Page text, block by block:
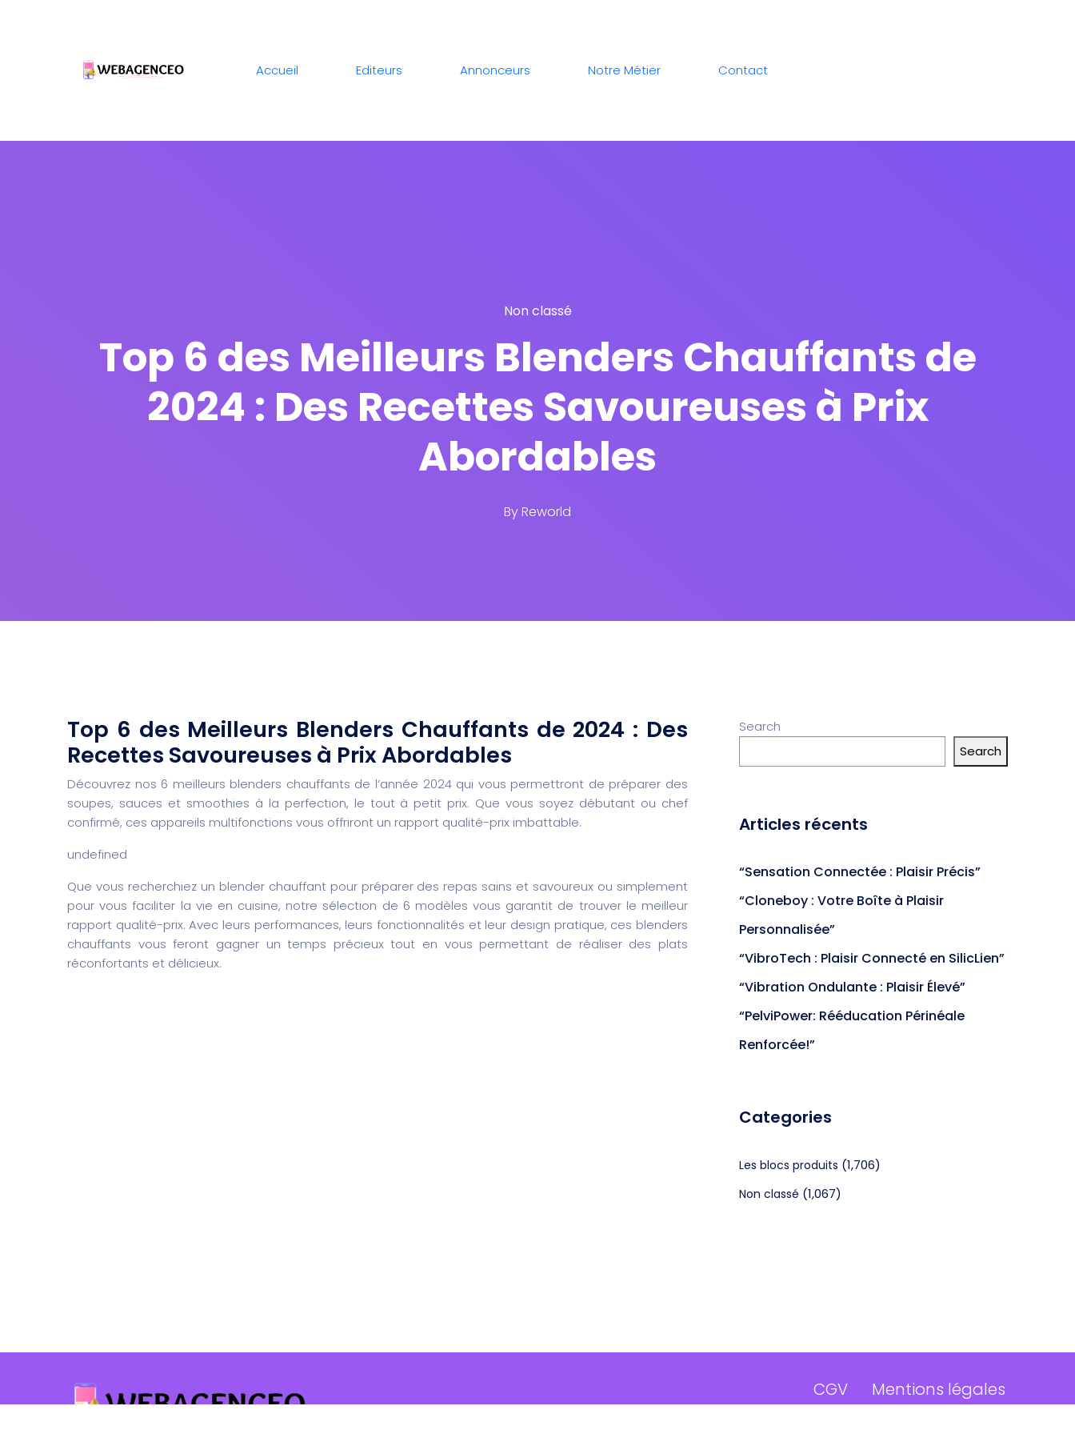
Accueil Editeurs Annonceurs Notre Métier Contact
Non classé
Top 6 des Meilleurs Blenders Chauffants de
2024 : Des Recettes Savoureuses à Prix
Abordables
ByReworld
Top 6 des Meilleurs Blenders Chauffants de 2024 : Des
Recettes Savoureuses à Prix Abordables
Découvrez nos 6 meilleurs blenders chauffants de l’année 2024 qui vous permettront de préparer des
soupes, sauces et smoothies à la perfection, le tout à petit prix. Que vous soyez débutant ou chef
confirmé, ces appareils multifonctions vous offriront un rapport qualité-prix imbattable.
undefined
Que vous recherchiez un blender chauffant pour préparer des repas sains et savoureux ou simplement
pour vous faciliter la vie en cuisine, notre sélection de 6 modèles vous garantit de trouver le meilleur
rapport qualité-prix. Avec leurs performances, leurs fonctionnalités et leur design pratique, ces blenders
chauffants vous feront gagner un temps précieux tout en vous permettant de réaliser des plats
réconfortants et délicieux.
Search
Search
Articles récents
“Sensation Connectée : Plaisir Précis”
“Cloneboy : Votre Boîte à Plaisir
Personnalisée”
“VibroTech : Plaisir Connecté en SilicLien”
“Vibration Ondulante : Plaisir Élevé”
“PelviPower: Rééducation Périnéale
Renforcée!”
Categories
Les blocs produits (1,706)
Non classé (1,067)
CGV Mentions légales